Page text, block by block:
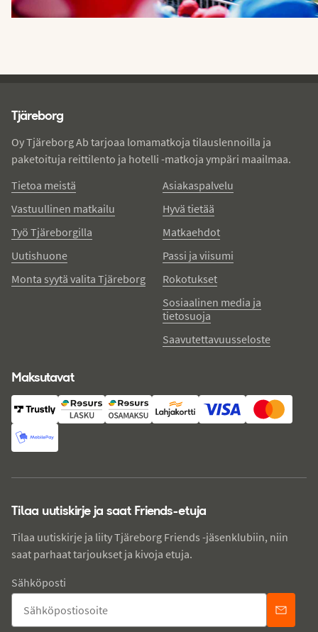
Tjäreborg
Oy Tjäreborg Ab tarjoaa lomamatkoja tilauslennoilla ja
paketoituja reittilento ja hotelli -matkoja ympäri maailmaa.
Tietoa meistä
Vastuullinen matkailu
Työ Tjäreborgilla
Uutishuone
Monta syytä valita Tjäreborg
Asiakaspalvelu
Hyvä tietää
Matkaehdot
Passi ja viisumi
Rokotukset
Sosiaalinen media ja
tietosuoja
Saavutettavuusseloste
Maksutavat
Tilaa uutiskirje ja saat Friends-etuja
Tilaa uutiskirje ja liity Tjäreborg Friends -jäsenklubiin, niin
saat parhaat tarjoukset ja kivoja etuja.
Sähköposti